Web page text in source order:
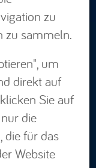
zu
zu sammeln.
um
direkt auf
Sie auf
die
die für das
Website